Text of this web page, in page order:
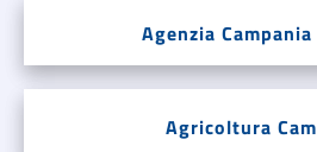
Agenzia
Agricoltura